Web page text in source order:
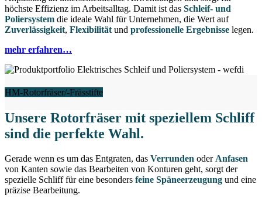
höchste Effizienz im Arbeitsalltag. Damit ist das Schleif- und
Poliersystem die ideale Wahl für Unternehmen, die Wert auf
Zuverlässigkeit, Flexibilität und professionelle Ergebnisse legen.
mehr erfahren…
HM-Rotorfräser/-Frässtifte
Unsere Rotorfräser mit speziellem Schliff
sind die perfekte Wahl.
Gerade wenn es um das Entgraten, das Verrunden oder Anfasen
von Kanten sowie das Bearbeiten von Konturen geht, sorgt der
spezielle Schliff für eine besonders feine Späneerzeugung und eine
präzise Bearbeitung.